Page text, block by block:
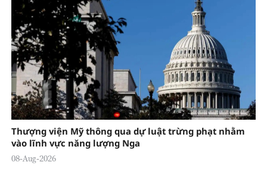
Thượng viện Mỹ thông qua dự luật trừng phạt nhằm
vào lĩnh vực năng lượng Nga
08-Aug-2026